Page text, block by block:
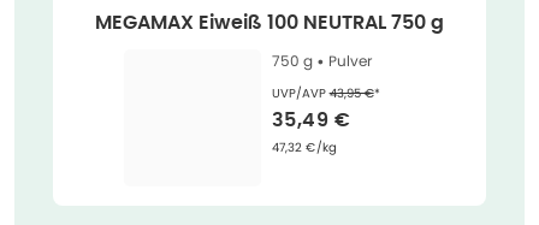
MEGAMAX Eiweiß 100 NEUTRAL 750 g
750 g • Pulver
UVP/AVPEhemaliger Preis (U V P)
43,95 €*
Verkaufspreis
35,49 €
Grundpreis
47,32 €/kg